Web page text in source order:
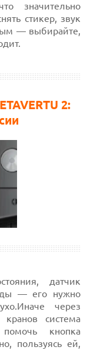
значительно
стикер, звук
— выбирайте,
2:
датчик
— его нужно
через
система
кнопка
пользуясь ей,